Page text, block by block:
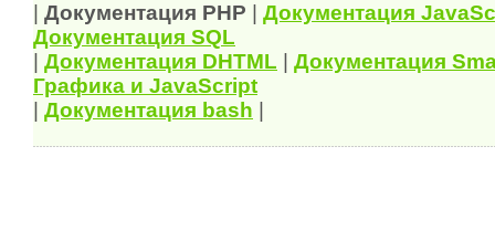
Документация PHP Документация
Документация SQL
Документация DHTML
Документация
Графика и JavaScript
Документация bash